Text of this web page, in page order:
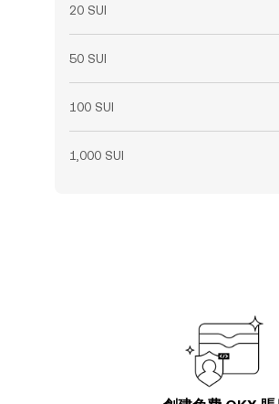
20 SUI
50 SUI
100 SUI
1,000 SUI